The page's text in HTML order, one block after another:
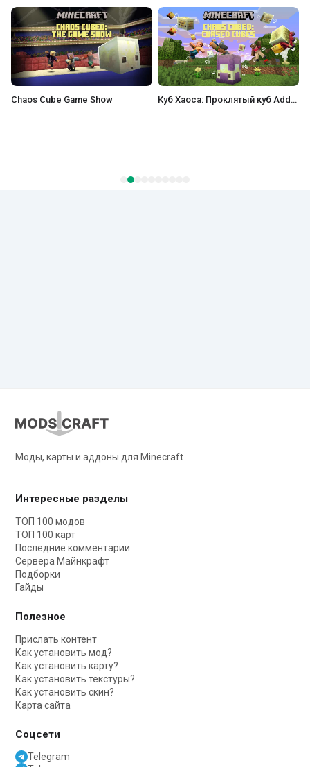
Chaos Cube Game Show Куб Хаоса: Проклятый куб Add-On
Моды, карты и аддоны для Minecraft
Интересные разделы
ТОП 100 модов
ТОП 100 карт
Последние комментарии
Сервера Майнкрафт
Подборки
Гайды
Полезное
Прислать контент
Как установить мод?
Как установить карту?
Как установить текстуры?
Как установить скин?
Карта сайта
Соцсети
Telegram